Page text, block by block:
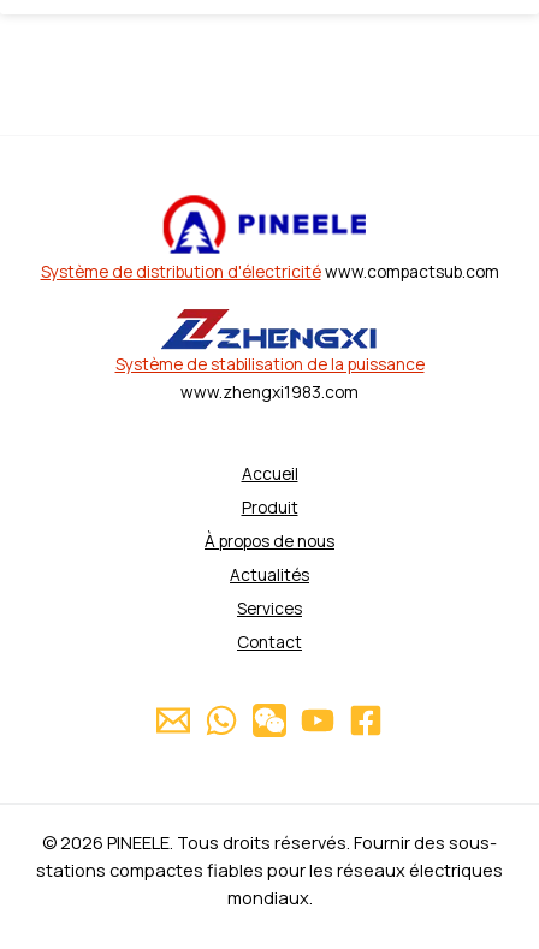
Système de distribution d'électricitéwww.compactsub.com
Système de stabilisation de la puissance
www.zhengxi1983.com
Accueil
Produit
À propos de nous
Actualités
Services
Contact
© 2026 PINEELE. Tous droits réservés. Fournir des sous-
stations compactes fiables pour les réseaux électriques
mondiaux.